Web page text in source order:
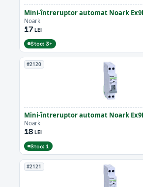
Mini-întreruptor automat Noark
Noark
17LEI
Stoc: 3+
#2120
Mini-întreruptor automat Noark
Noark
18LEI
Stoc: 1
#2121